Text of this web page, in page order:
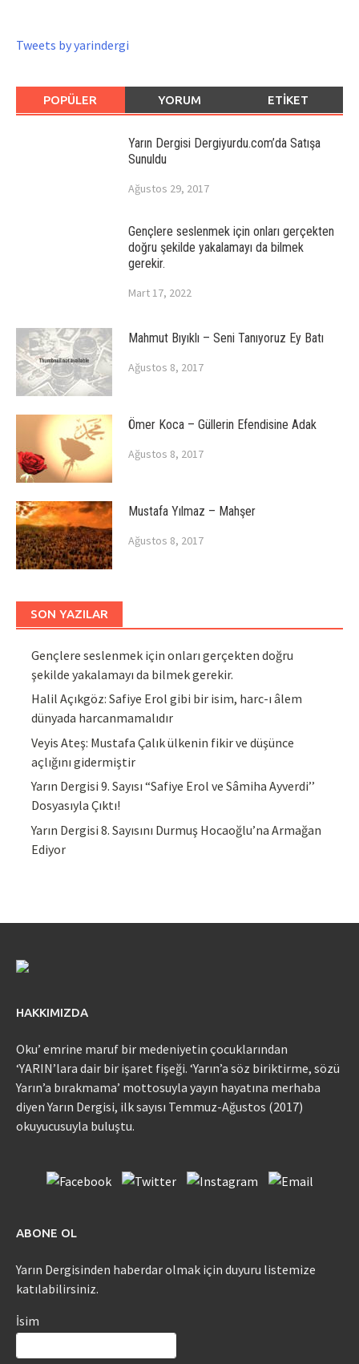
Tweets by yarindergi
POPÜLER YORUM ETIKET
Yarın Dergisi Dergiyurdu.com’da Satışa
Sunuldu
Ağustos 29, 2017
Gençlere seslenmek için onları gerçekten
doğru şekilde yakalamayı da bilmek
gerekir.
Mart 17, 2022
Mahmut Bıyıklı – Seni Tanıyoruz Ey Batı
Ağustos 8, 2017
Ömer Koca – Güllerin Efendisine Adak
Ağustos 8, 2017
Mustafa Yılmaz – Mahşer
Ağustos 8, 2017
SON YAZILAR
Gençlere seslenmek için onları gerçekten doğru
şekilde yakalamayı da bilmek gerekir.
Halil Açıkgöz: Safiye Erol gibi bir isim, harc-ı âlem
dünyada harcanmamalıdır
Veyis Ateş: Mustafa Çalık ülkenin fikir ve düşünce
açlığını gidermiştir
Yarın Dergisi 9. Sayısı “Safiye Erol ve Sâmiha Ayverdi’’
Dosyasıyla Çıktı!
Yarın Dergisi 8. Sayısını Durmuş Hocaoğlu’na Armağan
Ediyor
HAKKIMIZDA
Oku’ emrine maruf bir medeniyetin çocuklarından
‘YARIN’lara dair bir işaret fişeği. ‘Yarın’a söz biriktirme, sözü
Yarın’a bırakmama’ mottosuyla yayın hayatına merhaba
diyen Yarın Dergisi, ilk sayısı Temmuz-Ağustos (2017)
okuyucusuyla buluştu.
ABONE OL
Yarın Dergisinden haberdar olmak için duyuru listemize
katılabilirsiniz.
İsim